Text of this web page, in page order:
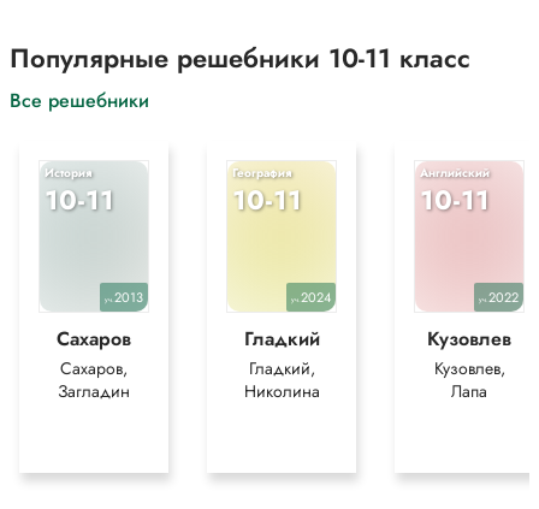
Популярные решебники 10-11 класс
Все решебники
История
10-11
уч.2013
Сахаров
Сахаров,
Загладин
География
10-11
уч.2024
Гладкий
Гладкий,
Николина
Английский
10-11
уч.2022
Кузовлев
Кузовлев,
Лапа